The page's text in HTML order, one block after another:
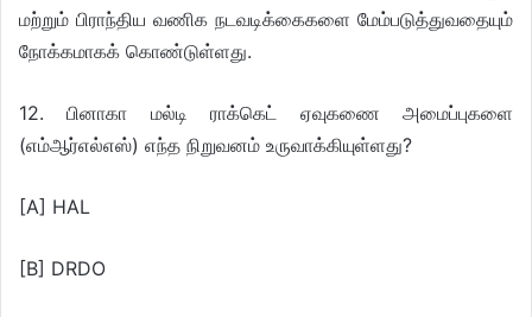
மற்றும் பிராந்திய வணிக நடவடிக்கைகளை மேம்படுத்துவதையும்
நோக்கமாகக் கொண்டுள்ளது.
12. பினாகா மல்டி ராக்கெட் ஏவுகணை அமைப்புகளை
(எம்ஆர்எல்எஸ்) எந்த நிறுவனம் உருவாக்கியுள்ளது?
[A] HAL
[B] DRDO